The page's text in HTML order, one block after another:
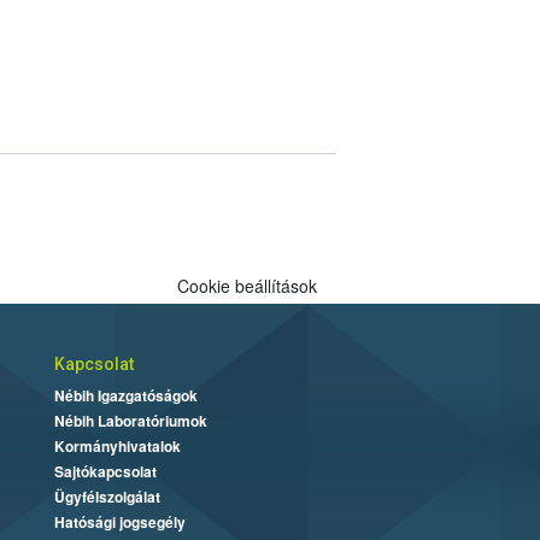
Cookie beállítások
Kapcsolat
Nébih Igazgatóságok
Nébih Laboratóriumok
Kormányhivatalok
Sajtókapcsolat
Ügyfélszolgálat
Hatósági jogsegély